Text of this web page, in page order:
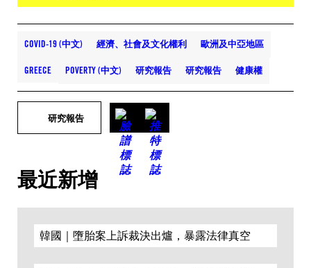
COVID-19 (中文) 經濟、社會及文化權利 歐洲及中亞地區
GREECE POVERTY (中文) 研究報告 研究報告 健康權
研究報告
最近新增
韓國｜墮胎案上訴裁決出爐，暴露法律真空